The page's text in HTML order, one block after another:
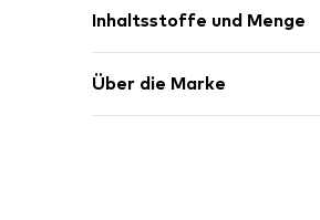
Inhaltsstoffe und Menge
Über die Marke